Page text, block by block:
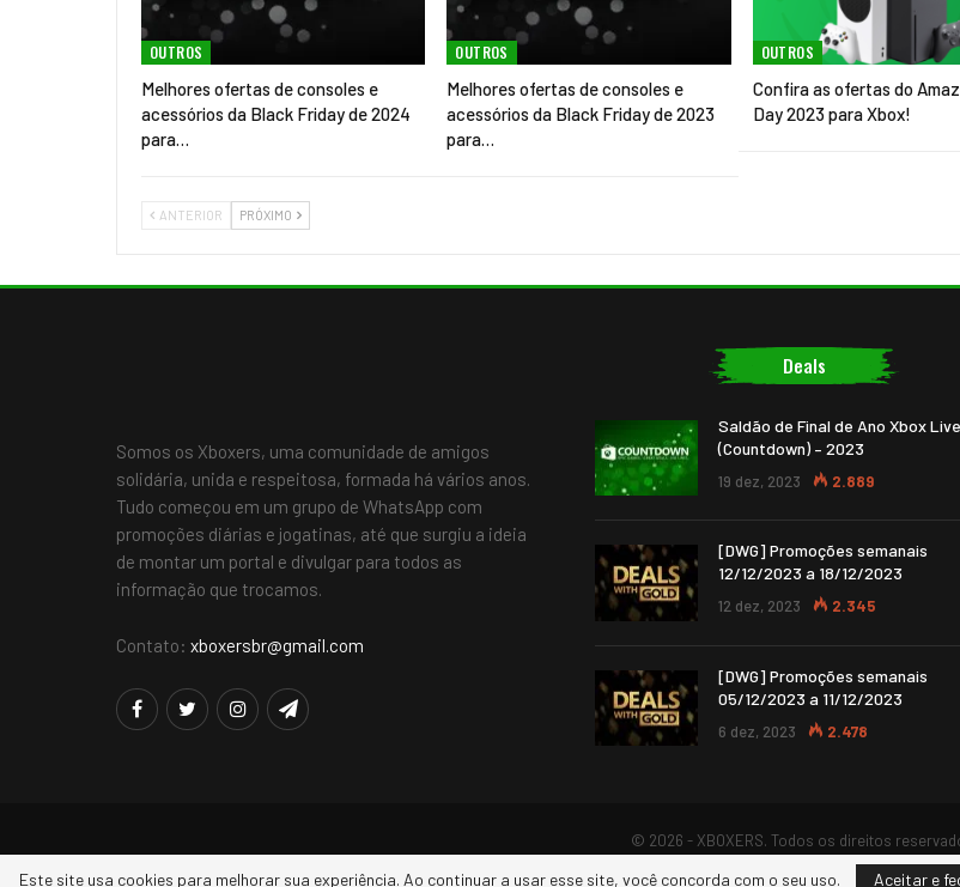
OUTROS
Melhores ofertas de consoles e
acessórios da Black Friday de 2024
para…
OUTROS
Melhores ofertas de consoles e
acessórios da Black Friday de 2023
para…
OUTROS
Confira as ofertas do
Day 2023 para Xbox!
ANTERIOR PRÓXIMO
Somos os Xboxers, uma comunidade de amigos
solidária, unida e respeitosa, formada há vários anos.
Tudo começou em um grupo de WhatsApp com
promoções diárias e jogatinas, até que surgiu a ideia
de montar um portal e divulgar para todos as
informação que trocamos.
Contato: xboxersbr@gmail.com
Deals
Saldão de Final de Ano Xbox Live
(Countdown) – 2023
19 dez, 2023 2.889
[DWG] Promoções semanais
12/12/2023 a 18/12/2023
12 dez, 2023 2.345
[DWG] Promoções semanais
05/12/2023 a 11/12/2023
6 dez, 2023 2.478
© 2026 - XBOXERS. Todos os direitos
Este site usa cookies para melhorar sua experiência. Ao continuar a usar esse site, você concorda com o seu uso. Aceitar e